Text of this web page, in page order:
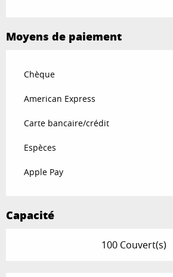
Moyens de paiement
Chèque
American Express
Carte bancaire/crédit
Espèces
Apple Pay
Capacité
100 Couvert(s)